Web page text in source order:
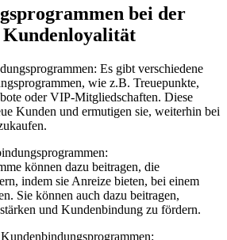
bei der
Kundenloyalität
Es gibt verschiedene
wie z.B. Treuepunkte,
oder VIP-Mitgliedschaften. Diese
Kunden und ermutigen sie, weiterhin bei
können dazu beitragen, die
indem sie Anreize bieten, bei einem
Sie können auch dazu beitragen,
und Kundenbindung zu fördern.